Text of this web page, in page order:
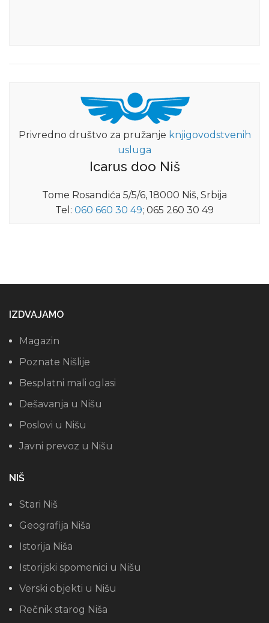
Privredno društvo za pružanje knjigovodstvenih
usluga
Icarus doo Niš
Tome Rosandića 5/5/6, 18000 Niš, Srbija
Tel: 060 660 30 49; 065 260 30 49
IZDVAJAMO
Magazin
Poznate Nišlije
Besplatni mali oglasi
Dešavanja u Nišu
Poslovi u Nišu
Javni prevoz u Nišu
NIŠ
Stari Niš
Geografija Niša
Istorija Niša
Istorijski spomenici u Nišu
Verski objekti u Nišu
Rečnik starog Niša